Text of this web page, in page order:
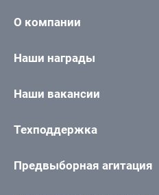
О компании
Наши награды
Наши вакансии
Техподдержка
Предвыборная агитация